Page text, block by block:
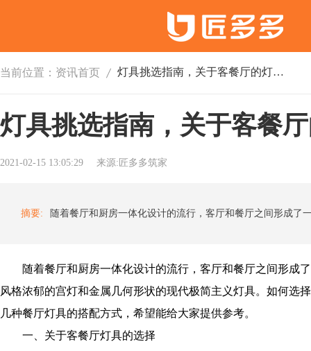
当前位置： 资讯首页 灯具挑选指南，关于客餐厅的灯具搭配组合
灯具挑选指南，关于客餐
2021-02-15 13:05:29 来源:匠多多筑家
摘要:
随着餐厅和厨房一体化设计的流行，客厅和餐厅之间形成
风格浓郁的宫灯和金属几何形状的现代极简主义灯具。如何选
几种餐厅灯具的搭配方式，希望能给大家提供参考。
一、关于客餐厅灯具的选择